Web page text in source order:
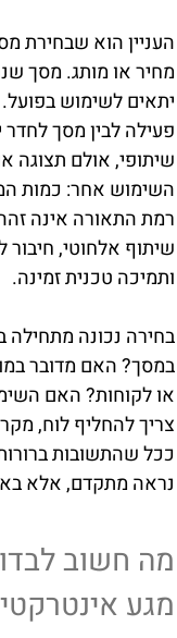
העניין הוא שבחירת
מחיר או מותג. מסך
יתאים לשימוש
פעילה לבין מסך
שיתופי, אולם תצוגה
השימוש אחר: כמות
רמת התאורה אינה
שיתוף אלחוטי,
ותמיכה טכנית זמינה.
בחירה נכונה
במסך? האם מדובר
או לקוחות? האם
צריך להחליף לוח,
ככל שהתשובות
נראה מתקדם, אלא
מה חשוב
מגע